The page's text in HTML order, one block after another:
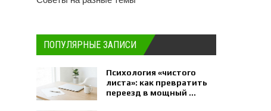
ПОПУЛЯРНЫЕ ЗАПИСИ
Психология «чистого
листа»: как превратить
переезд в мощный ...